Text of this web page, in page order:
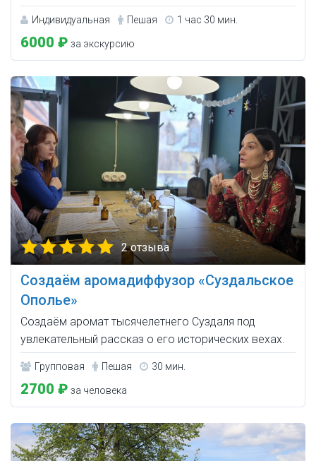
Индивидуальная Пешая 1 час 30 мин.
6000 ₽ за экскурсию
2 отзыва
Создаём аромадиффузор «Суздальское
Ополье»
Создаём аромат тысячелетнего Суздаля под
увлекательный рассказ о его исторических вехах.
Групповая Пешая 30 мин.
2700 ₽ за человека